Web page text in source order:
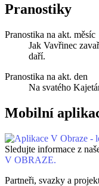
Pranostiky
Pranostika na akt. měsíc
Jak Vavřinec
daří.
Pranostika na akt. den
Na svatého
Mobilní
Sledujte informace z
V OBRAZE.
Partneři, svazky a